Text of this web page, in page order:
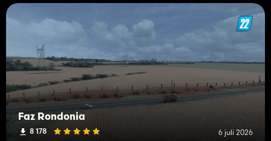
Faz Rondonia
8 178 6 juli 2026